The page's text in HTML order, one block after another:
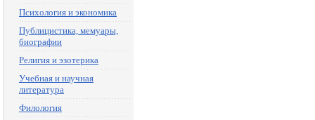
Психология и экономика
Публицистика, мемуары,
биографии
Религия и эзотерика
Учебная и научная
литература
Филология